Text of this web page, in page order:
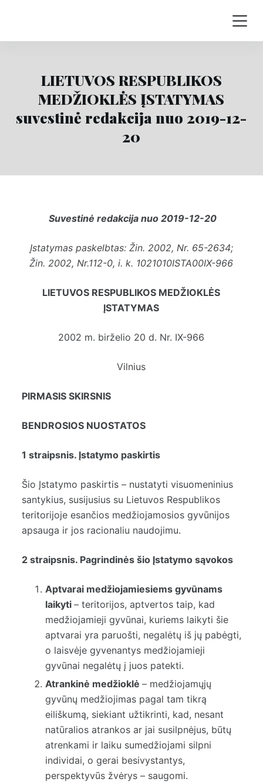
i
o
LIETUVOS RESPUBLIKOS
MEDŽIOKLĖS ĮSTATYMAS
suvestinė redakcija nuo 2019-12-
20
Suvestinė redakcija nuo 2019-12-20
Įstatymas paskelbtas: Žin. 2002, Nr. 65-2634;
Žin. 2002, Nr.112-0, i. k. 1021010ISTA00IX-966
LIETUVOS RESPUBLIKOS MEDŽIOKLĖS
ĮSTATYMAS
2002 m. birželio 20 d. Nr. IX-966
Vilnius
PIRMASIS SKIRSNIS
BENDROSIOS NUOSTATOS
1 straipsnis. Įstatymo paskirtis
Šio Įstatymo paskirtis – nustatyti visuomeninius
santykius, susijusius su Lietuvos Respublikos
teritorijoje esančios medžiojamosios gyvūnijos
apsauga ir jos racionaliu naudojimu.
2 straipsnis. Pagrindinės šio Įstatymo sąvokos
Aptvarai medžiojamiesiems gyvūnams
laikyti – teritorijos, aptvertos taip, kad
medžiojamieji gyvūnai, kuriems laikyti šie
aptvarai yra paruošti, negalėtų iš jų pabėgti,
o laisvėje gyvenantys medžiojamieji
gyvūnai negalėtų į juos patekti.
Atrankinė medžioklė – medžiojamųjų
gyvūnų medžiojimas pagal tam tikrą
eiliškumą, siekiant užtikrinti, kad, nesant
natūralios atrankos ar jai susilpnėjus, būtų
atrenkami ir laiku sumedžiojami silpni
individai, o gerai besivystantys,
perspektyvūs žvėrys – saugomi.